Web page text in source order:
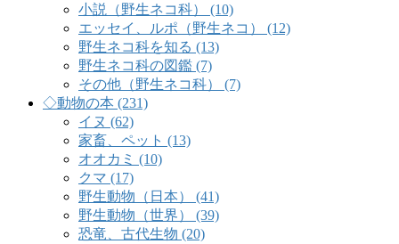
小説（野生ネコ科） (10)
エッセイ、ルポ（野生ネコ） (12)
野生ネコ科を知る (13)
野生ネコ科の図鑑 (7)
その他（野生ネコ科） (7)
◇動物の本 (231)
イヌ (62)
家畜、ペット (13)
オオカミ (10)
クマ (17)
野生動物（日本） (41)
野生動物（世界） (39)
恐竜、古代生物 (20)